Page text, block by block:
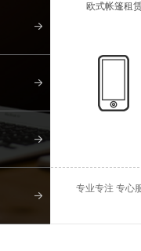
欧式帐篷租
专业专注 专心